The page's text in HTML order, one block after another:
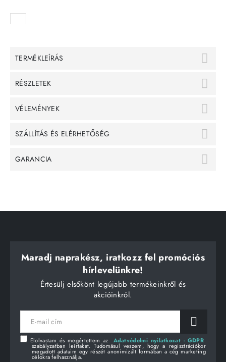
TERMÉKLEÍRÁS
RÉSZLETEK
VÉLEMÉNYEK
SZÁLLÍTÁS ÉS ELÉRHETŐSÉG
GARANCIA
Maradj naprakész, iratkozz fel promóciós
hírlevelünkre!
Értesülj elsőkönt legújabb termékeinkről és
akcióinkról.
E-
mail
Elolvastam és megértettem az Adatvédelmi nyilatkozat - GDPR
szabályzatban leírtakat. Tudomásul veszem, hogy a regisztrációkor
megadott adataim egy részét anonimizált formában a cég marketing
célokra felhasználja.